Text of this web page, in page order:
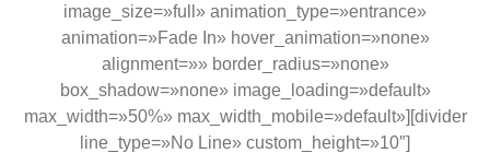
image_size=»full» animation_type=»entrance»
animation=»Fade In» hover_animation=»none»
alignment=»» border_radius=»none»
box_shadow=»none» image_loading=»default»
max_width=»50%» max_width_mobile=»default»][divider
line_type=»No Line» custom_height=»10″]